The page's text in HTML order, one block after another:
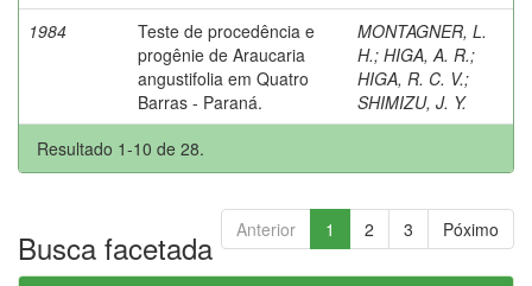
1984
Teste de procedência e
progênie de Araucaria
angustifolia em Quatro
Barras - Paraná.
MONTAGNER, L.
H.; HIGA, A. R.;
HIGA, R. C. V.;
SHIMIZU, J. Y.
Resultado 1-10 de 28.
Anterior 1 2 3 Póximo
Busca facetada